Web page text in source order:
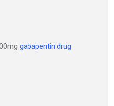
gabapentin drug